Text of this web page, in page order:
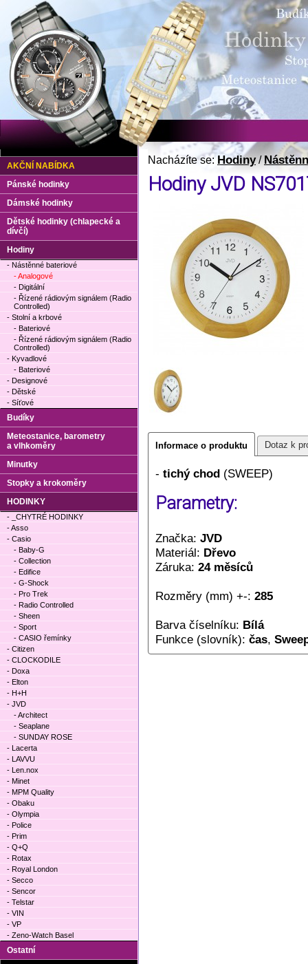
Nacházíte se:Hodiny/
Hodiny JVD
Informace o produktu Dotaz k
- tichý chod (SWEEP)
Parametry:
Značka: JVD
Materiál: Dřevo
Záruka: 24 měsíců
Rozměry (mm) +-: 285
Barva číselníku: Bílá
Funkce (slovník): čas,
AKČNÍ NABÍDKA
Pánské hodinky
Dámské hodinky
Dětské hodinky (chlapecké a
dívčí)
Hodiny
- Nástěnné bateriové
- Analogové
- Digitální
- Řízené rádiovým signálem (Radio
Controlled)
- Stolní a krbové
- Bateriové
- Řízené rádiovým signálem (Radio
Controlled)
- Kyvadlové
- Bateriové
- Designové
- Dětské
- Síťové
Budíky
Meteostanice, barometry
a vlhkoměry
Minutky
Stopky a krokoměry
HODINKY
- _CHYTRÉ HODINKY
- Asso
- Casio
- Baby-G
- Collection
- Edifice
- G-Shock
- Pro Trek
- Radio Controlled
- Sheen
- Sport
- CASIO řemínky
- Citizen
- CLOCKODILE
- Doxa
- Elton
- H+H
- JVD
- Architect
- Seaplane
- SUNDAY ROSE
- Lacerta
- LAVVU
- Len.nox
- Minet
- MPM Quality
- Obaku
- Olympia
- Police
- Prim
- Q+Q
- Rotax
- Royal London
- Secco
- Sencor
- Telstar
- VIN
- VP
- Zeno-Watch Basel
Ostatní